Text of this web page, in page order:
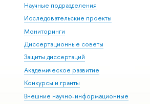
Научные подразделения
Исследовательские проекты
Мониторинги
Диссертационные советы
Защиты диссертаций
Академическое развитие
Конкурсы и гранты
Внешние научно-информационные